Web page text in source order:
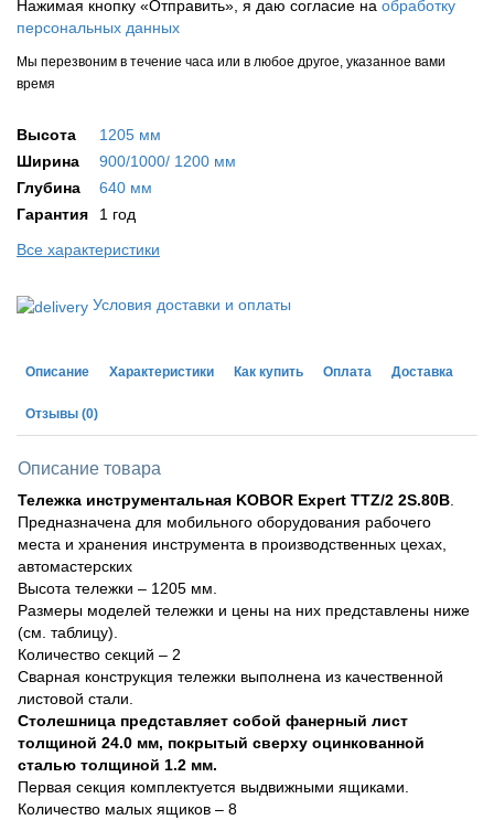
Нажимая кнопку «Отправить», я даю согласие на обработку
персональных данных
Мы перезвоним в течение часа или в любое другое, указанное вами
время
Высота
1205 мм
Ширина
900/1000/ 1200 мм
Глубина
640 мм
Гарантия
1 год
Все характеристики
Условия доставки и оплаты
Описание Характеристики Как купить Оплата Доставка
Отзывы (0)
Описание товара
Тележка инструментальная KOBOR Expert TTZ/2 2S.80B
Предназначена для мобильного оборудования рабочего
места и хранения инструмента в производственных цехах,
автомастерских
Высота тележки – 1205 мм.
Размеры моделей тележки и цены на них представлены ниже
(см. таблицу).
Количество секций – 2
Сварная конструкция тележки выполнена из качественной
листовой стали.
Столешница представляет собой фанерный лист
толщиной 24.0 мм, покрытый сверху оцинкованной
сталью толщиной 1.2 мм.
Первая секция комплектуется выдвижными ящиками.
Количество малых ящиков – 8